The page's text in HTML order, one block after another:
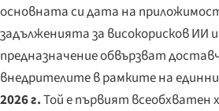
основната си дата на
задълженията за високорисков ИИ
предназначение обвързват
внедрителите в рамките на
2026 г.Той е първият всеобхватен